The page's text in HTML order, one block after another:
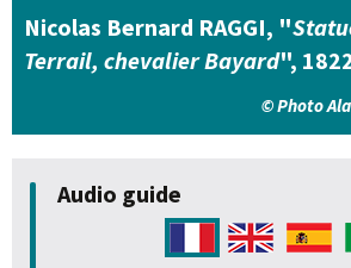
Nicolas Bernard RAGGI, "
Terrail, chevalier Bayard",
© Photo
Audio guide